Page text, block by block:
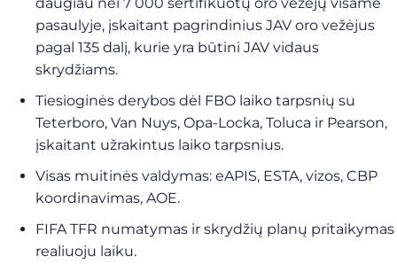
pasaulyje, įskaitant pagrindinius JAV oro vežėjus
pagal 135 dalį, kurie yra būtini JAV vidaus
skrydžiams.
Tiesioginės derybos dėl FBO laiko tarpsnių su
Teterboro, Van Nuys, Opa-Locka, Toluca ir Pearson,
įskaitant užrakintus laiko tarpsnius.
Visas muitinės valdymas: eAPIS, ESTA, vizos, CBP
koordinavimas, AOE.
FIFA TFR numatymas ir skrydžių planų pritaikymas
realiuoju laiku.